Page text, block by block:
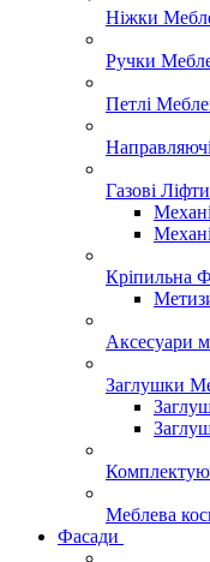
Ніжки
Ручки
Петлі
Газові Ліфти
Кріпильна
Аксесуари
Заглушки
Меблева
Фасади